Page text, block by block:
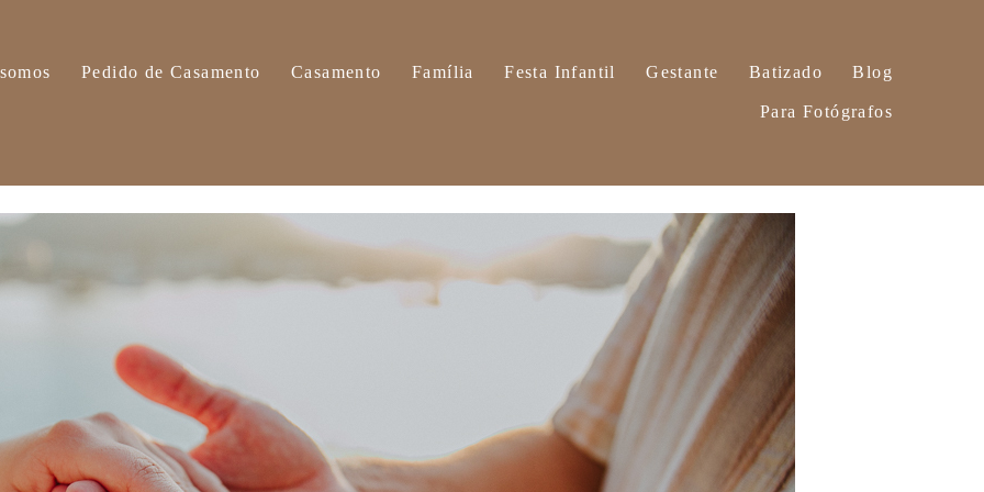
Pedido de Casamento Casamento Família Festa Infantil Gestante Batizado Blog
Para Fotógrafos